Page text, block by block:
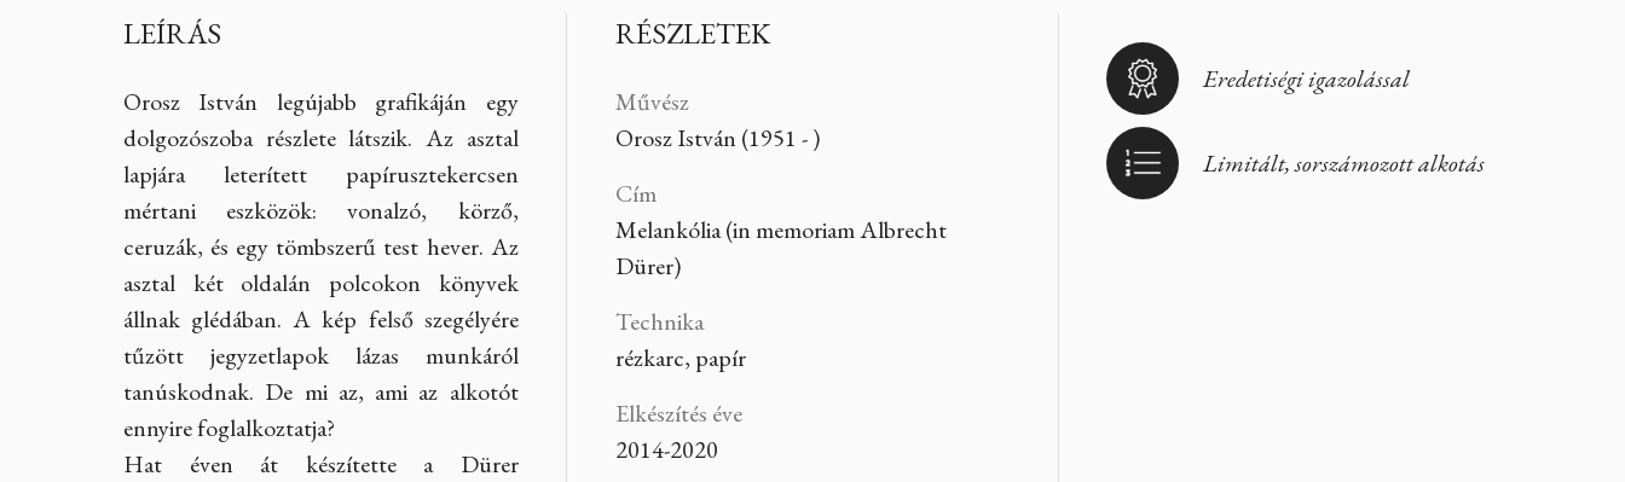
LEÍRÁS
Orosz István legújabb grafikáján egy
dolgozószoba részlete látszik. Az asztal
lapjára leterített papírusztekercsen
mértani eszközök: vonalzó, körző,
ceruzák, és egy tömbszerű test hever. Az
asztal két oldalán polcokon könyvek
állnak glédában. A kép felső szegélyére
tűzött jegyzetlapok lázas munkáról
tanúskodnak. De mi az, ami az alkotót
ennyire foglalkoztatja?
Hat éven át készítette a Dürer
RÉSZLETEK
Művész
Orosz István (1951 - )
Cím
Melankólia (in memoriam Albrecht
Dürer)
Technika
rézkarc, papír
Elkészítés éve
2014-2020
Eredetiségi igazolással
Limitált, sorszámozott alkotás